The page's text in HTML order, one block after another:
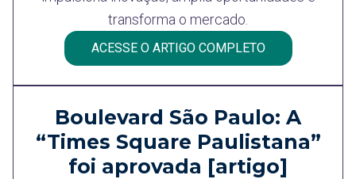
transforma o mercado.
ACESSE O ARTIGO COMPLETO
Boulevard São Paulo: A
“Times Square Paulistana”
foi aprovada [artigo]